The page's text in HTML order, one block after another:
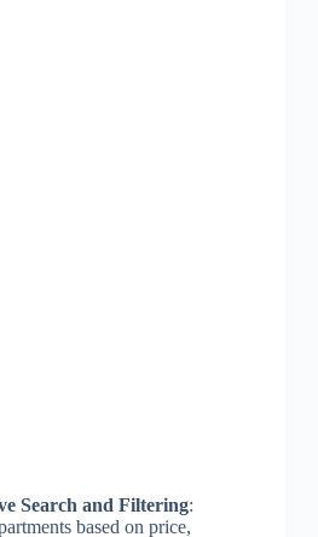
Search and Filtering:
based on price,